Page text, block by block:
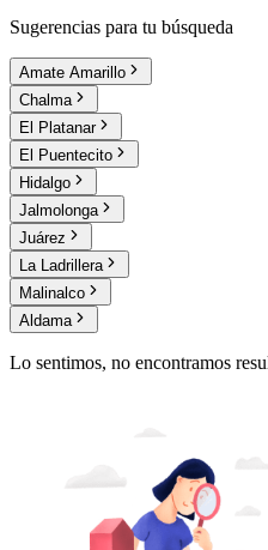
Sugerencias para tu búsqueda
Amate Amarillo
Chalma
El Platanar
El Puentecito
Hidalgo
Jalmolonga
Juárez
La Ladrillera
Malinalco
Aldama
Lo sentimos, no encontramos